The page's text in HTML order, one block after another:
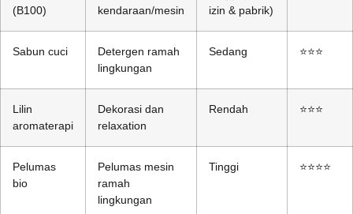
(B100)
kendaraan/mesin
izin & pabrik)
Sabun cuci
Detergen ramah
lingkungan
Sedang ⭐⭐⭐
Lilin
aromaterapi
Dekorasi dan
relaxation
Rendah ⭐⭐⭐
Pelumas
bio
Pelumas mesin
ramah
lingkungan
Tinggi ⭐⭐⭐⭐